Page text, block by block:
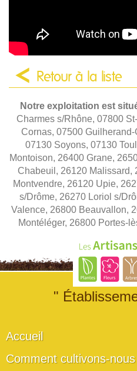
Retour à la liste
Notre exploitation est
Charmes s/Rhône, 07800
Cornas, 07500
07130 Soyons, 07130
Montoison, 26400 Grane,
Chabeuil, 26120 Malissard,
Montvendre, 26120 Upie,
s/Drôme, 26270 Loriol s/
Valence, 26800 Beauvallon,
Montéléger, 26800 Portes-
"
Accueil
Comment cultivons-nous